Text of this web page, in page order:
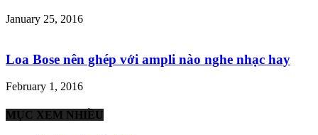
January 25, 2016
Loa Bose nên ghép với ampli nào nghe nhạc hay
February 1, 2016
MỤC XEM NHIỀU